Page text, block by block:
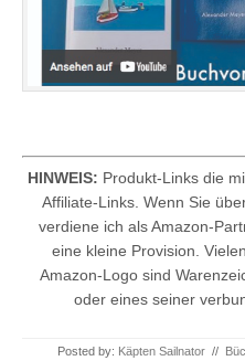
HINWEIS: Produkt-Links die
Affiliate-Links. Wenn Sie
verdiene ich als Amazon-
eine kleine Provision.
Amazon-Logo sind
oder eines seiner
Posted by: Käpten Sailnator //